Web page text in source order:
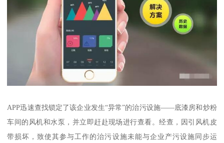
APP迅速查找锁定了该企业发生“异常”的治污设施——底漆房和炒粉
车间的风机和水泵，并立即赶赴现场进行查看。经查，因引风机皮
带损坏，致使其参与工作的治污设施未能与企业产污设施同步运